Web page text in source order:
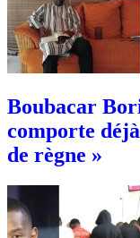
Boubacar
comporte
de règne »